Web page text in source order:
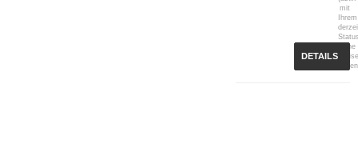
mit
Ihrem
keine
DETAILS